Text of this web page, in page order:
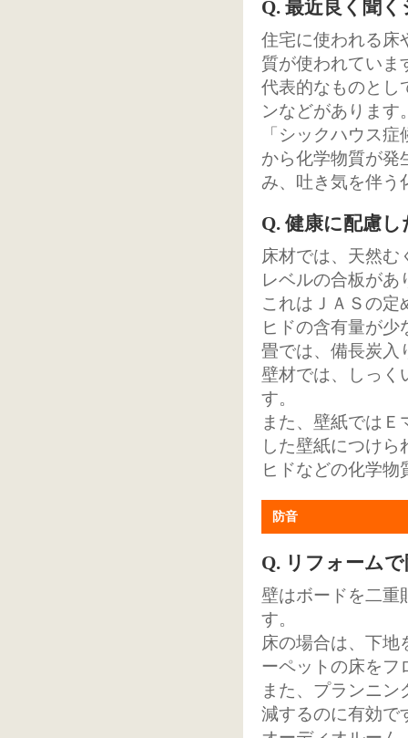
Q. 最近良く聞
住宅に使われる床
質が使われていま
代表的なものとし
ンなどがあります
「シックハウス
から化学物質が
み、吐き気を伴う
Q. 健康に配慮
床材では、天然む
レベルの合板があ
これはＪＡＳの定
ヒドの含有量が少
畳では、備長炭入
壁材では、しっく
す。
また、壁紙では
した壁紙につけ
ヒドなどの化学
防音
Q. リフォーム
壁はボードを二重
す。
床の場合は、下地
ーペットの床をフ
また、プランニ
減するのに有効で